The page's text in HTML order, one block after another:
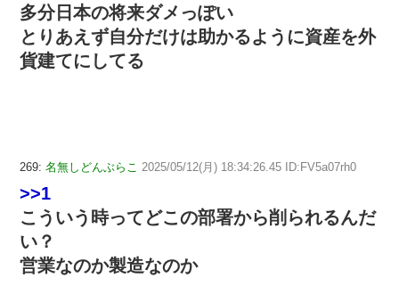
多分日本の将来ダメっぽい
とりあえず自分だけは助かるように資産を外
貨建てにしてる
269: 名無しどんぶらこ 2025/05/12(月) 18:34:26.45 ID:FV5a07rh0
>>1
こういう時ってどこの部署から削られるんだ
い？
営業なのか製造なのか